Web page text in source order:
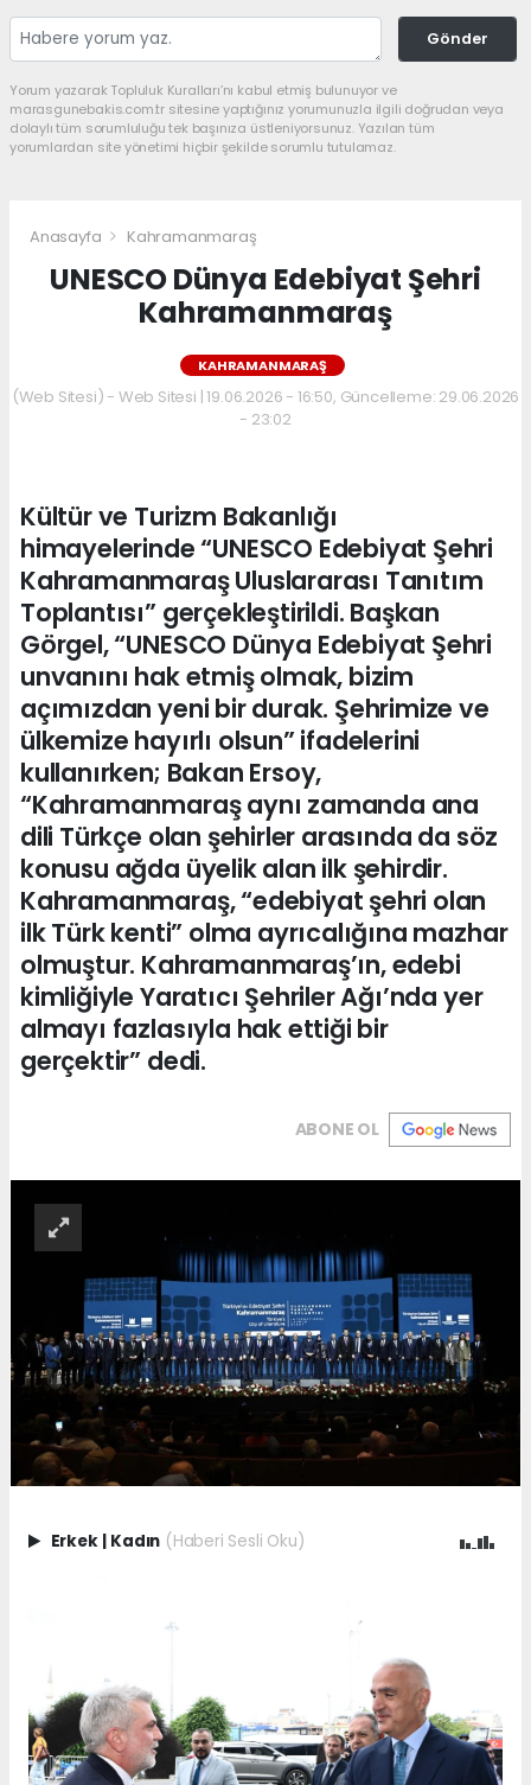
Gönder
Yorum yazarak Topluluk Kuralları’nı kabul etmiş bulunuyor ve
marasgunebakis.com.tr sitesine yaptığınız yorumunuzla ilgili doğrudan veya
dolaylı tüm sorumluluğu tek başınıza üstleniyorsunuz. Yazılan tüm
yorumlardan site yönetimi hiçbir şekilde sorumlu tutulamaz.
Anasayfa Kahramanmaraş
UNESCO Dünya Edebiyat Şehri
Kahramanmaraş
KAHRAMANMARAŞ
(Web Sitesi) - Web Sitesi | 19.06.2026 - 16:50, Güncelleme: 29.06.2026
- 23:02
Kültür ve Turizm Bakanlığı
himayelerinde “UNESCO Edebiyat Şehri
Kahramanmaraş Uluslararası Tanıtım
Toplantısı” gerçekleştirildi. Başkan
Görgel, “UNESCO Dünya Edebiyat Şehri
unvanını hak etmiş olmak, bizim
açımızdan yeni bir durak. Şehrimize ve
ülkemize hayırlı olsun” ifadelerini
kullanırken; Bakan Ersoy,
“Kahramanmaraş aynı zamanda ana
dili Türkçe olan şehirler arasında da söz
konusu ağda üyelik alan ilk şehirdir.
Kahramanmaraş, “edebiyat şehri olan
ilk Türk kenti” olma ayrıcalığına mazhar
olmuştur. Kahramanmaraş’ın, edebi
kimliğiyle Yaratıcı Şehriler Ağı’nda yer
almayı fazlasıyla hak ettiği bir
gerçektir” dedi.
ABONE OL
Erkek Kadın (Haberi Sesli Oku)